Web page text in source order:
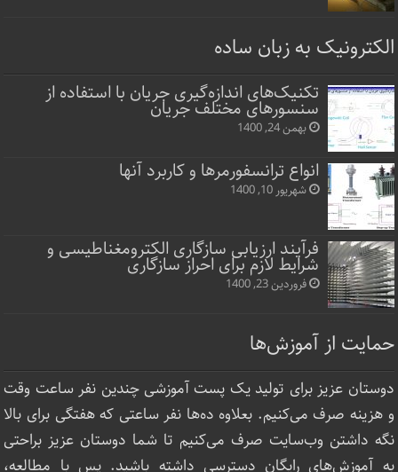
الکترونیک به زبان ساده
تکنیک‌های اندازه‌گیری جریان با استفاده از
سنسورهای مختلف جریان
بهمن 24, 1400
انواع ترانسفورمرها و کاربرد آنها
شهریور 10, 1400
فرآیند ارزیابی سازگاری الکترومغناطیسی و
شرایط لازم برای احراز سازگاری
فروردین 23, 1400
حمایت از آموزش‌ها
دوستان عزیز برای تولید یک پست آموزشی چندین نفر ساعت‌ وقت
و هزینه صرف می‌کنیم. بعلاوه ده‌ها نفر ساعتی که هفتگی برای بالا
نگه داشتن وب‌سایت صرف ‌می‌کنیم تا شما دوستان عزیز براحتی
به آموزش‌های رایگان دسترسی داشته باشید. پس با مطالعه،